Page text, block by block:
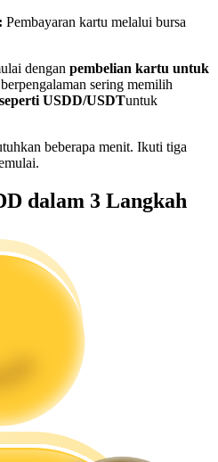
Pembayaran kartu melalui bursa
dengan pembelian kartu untuk
sering memilih
USDD/USDTuntuk
beberapa menit. Ikuti tiga
dalam 3 Langkah